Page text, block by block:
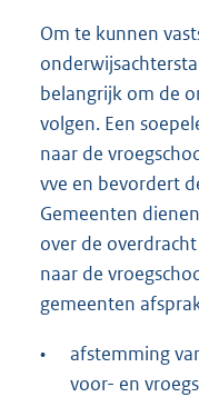
Om te kunnen
belangrijk om de
volgen. Een
naar de
vve en bevordert
Gemeenten
over de
naar de
gemeenten
•
afstemming
voor- en